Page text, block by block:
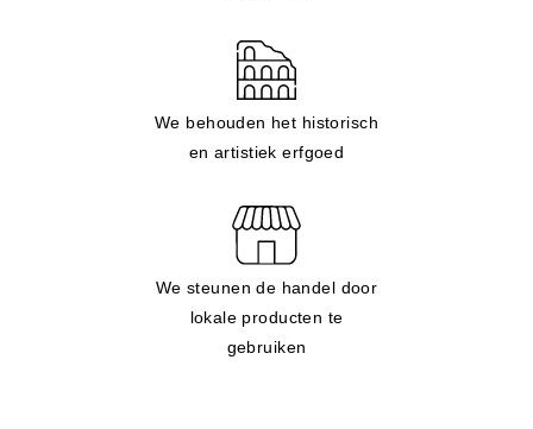
We behouden het historisch
en artistiek erfgoed
We steunen de handel door
lokale producten te
gebruiken